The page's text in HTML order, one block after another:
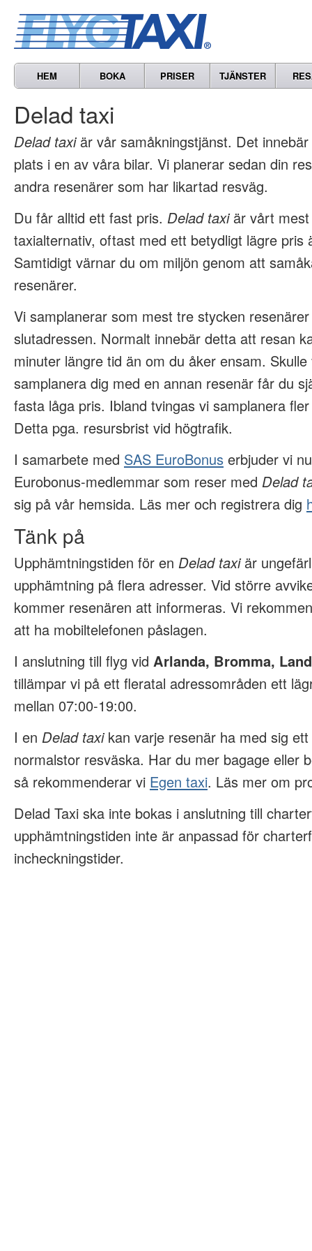
HEM BOKA PRISER TJÄNSTER
Delad taxi
Delad taxiär vår samåkningstjänst. Det
plats i en av våra bilar. Vi planerar sedan din
andra resenärer som har likartad resväg.
Du får alltid ett fast pris. Delad taxiär vårt
taxialternativ, oftast med ett betydligt lägre pris
Samtidigt värnar du om miljön genom att
resenärer.
Vi samplanerar som mest tre stycken
slutadressen. Normalt innebär detta att resan
minuter längre tid än om du åker ensam.
samplanera dig med en annan resenär får du
fasta låga pris. Ibland tvingas vi samplanera
Detta pga. resursbrist vid högtrafik.
I samarbete med SAS EuroBonus erbjuder vi
Eurobonus-medlemmar som reser med Delad
sig på vår hemsida. Läs mer och registrera dig
Tänk på
Upphämtningstiden för en Delad taxiär
upphämtning på flera adresser. Vid större
kommer resenären att informeras. Vi
att ha mobiltelefonen påslagen.
I anslutning till flyg vid Arlanda, Bromma,
tillämpar vi på ett fleratal adressområden ett
mellan 07:00-19:00.
I en Delad taxikan varje resenär ha med sig
normalstor resväska. Har du mer bagage eller
så rekommenderar vi Egen taxi. Läs mer om
Delad Taxi ska inte bokas i anslutning till
upphämtningstiden inte är anpassad för
incheckningstider.